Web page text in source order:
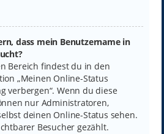
dass mein Benutzername in
Bereich findest du in den
„Meinen Online-Status
verbergen“. Wenn du diese
nur Administratoren,
deinen Online-Status sehen.
Besucher gezählt.